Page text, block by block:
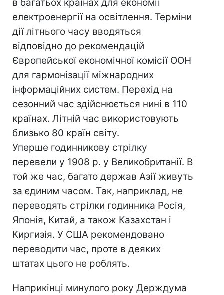
електроенергії на освітлення. Терміни
дії літнього часу вводяться
відповідно до рекомендацій
Європейської економічної комісії ООН
для гармонізації міжнародних
інформаційних систем. Перехід на
сезонний час здійснюється нині в 110
країнах. Літній час використовують
близько 80 країн світу.
Уперше годинникову стрілку
перевели у 1908 р. у Великобританії. В
той же час, багато держав Азії живуть
за єдиним часом. Так, наприклад, не
переводять стрілки годинника Росія,
Японія, Китай, а також Казахстан і
Киргизія. У США рекомендовано
переводити час, проте в деяких
штатах цього не роблять.
Наприкінці минулого року Держдума